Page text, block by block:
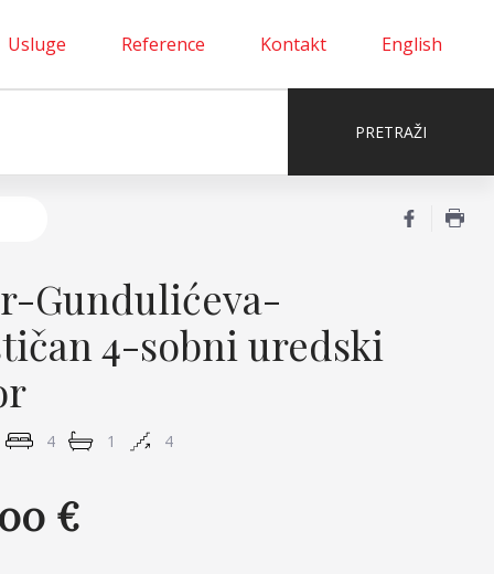
Usluge Reference Kontakt English
Gundulićeva-
4-sobni uredski
4 1 4
€